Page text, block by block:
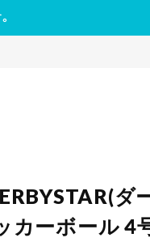
ダ
カーボール 4